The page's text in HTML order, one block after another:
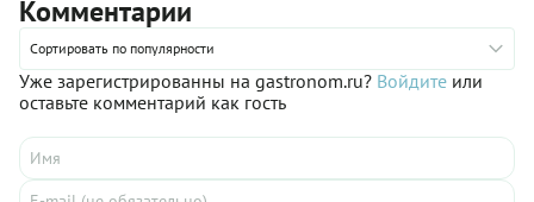
Комментарии
Сортировать по популярности
Уже зарегистрированны на gastronom.ru? Войдите или
оставьте комментарий как гость